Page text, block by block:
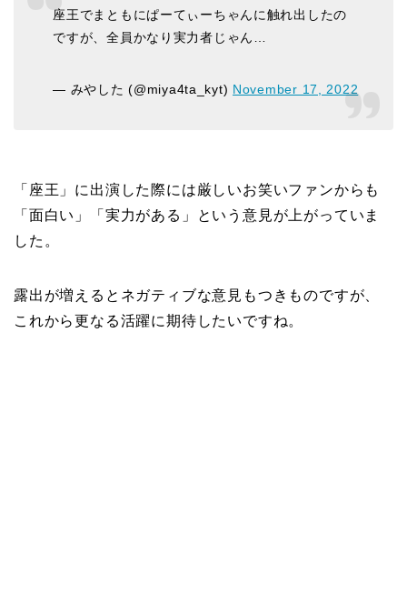
座王でまともにぱーてぃーちゃんに触れ出したの
ですが、全員かなり実力者じゃん…
— みやした (@miya4ta_kyt) November 17, 2022
「座王」に出演した際には厳しいお笑いファンからも
「面白い」「実力がある」という意見が上がっていま
した。
露出が増えるとネガティブな意見もつきものですが、
これから更なる活躍に期待したいですね。